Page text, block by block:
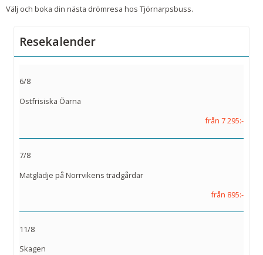
Välj och boka din nästa drömresa hos Tjörnarpsbuss.
Resekalender
6/8
Ostfrisiska Öarna
från 7 295:-
7/8
Matglädje på Norrvikens trädgårdar
från 895:-
11/8
Skagen